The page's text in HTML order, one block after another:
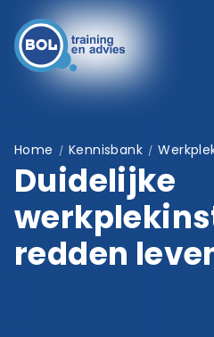
Home / Kennisbank /
Duidelijke
redden